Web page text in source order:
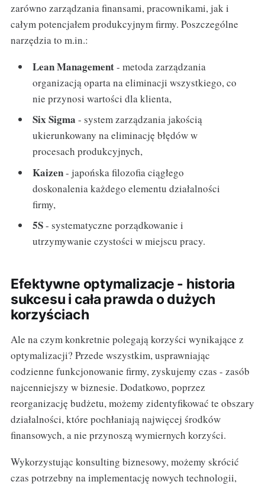
zarówno zarządzania finansami, pracownikami, jak i
całym potencjałem produkcyjnym firmy. Poszczególne
narzędzia to m.in.:
Lean Management- metoda zarządzania
organizacją oparta na eliminacji wszystkiego, co
nie przynosi wartości dla klienta,
Six Sigma - system zarządzania jakością
ukierunkowany na eliminację błędów w
procesach produkcyjnych,
Kaizen- japońska filozofia ciągłego
doskonalenia każdego elementu działalności
firmy,
5S- systematyczne porządkowanie i
utrzymywanie czystości w miejscu pracy.
Efektywne optymalizacje - historia
sukcesu i cała prawda o dużych
korzyściach
Ale na czym konkretnie polegają korzyści wynikające z
optymalizacji? Przede wszystkim, usprawniając
codzienne funkcjonowanie firmy, zyskujemy czas - zasób
najcenniejszy w biznesie. Dodatkowo, poprzez
reorganizację budżetu, możemy zidentyfikować te obszary
działalności, które pochłaniają najwięcej środków
finansowych, a nie przynoszą wymiernych korzyści.
Wykorzystując konsulting biznesowy, możemy skrócić
czas potrzebny na implementację nowych technologii,